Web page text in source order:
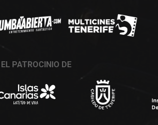
PATROCINIO DE